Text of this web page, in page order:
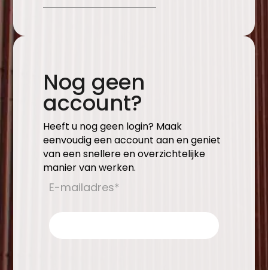
Nog geen
account?
Heeft u nog geen login? Maak
eenvoudig een account aan en geniet
van een snellere en overzichtelijke
manier van werken.
E-mailadres*